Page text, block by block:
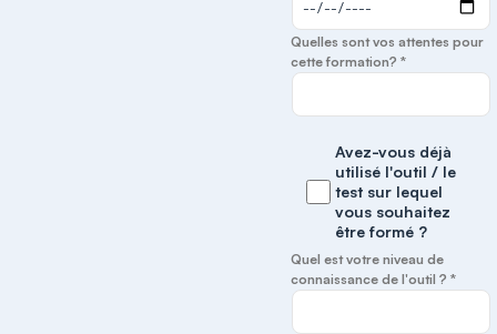
Quelles sont vos attentes pour
cette formation? *
Avez-vous déjà
utilisé l'outil / le
test sur lequel
vous souhaitez
être formé ?
Quel est votre niveau de
connaissance de l'outil ? *